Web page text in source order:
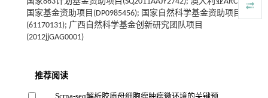
国家基金资助项目(DP0985456); 国家自然科学基金资助项目
(61170131); 广西自然科学基金创新研究团队项目
(2012jjGAG0001)